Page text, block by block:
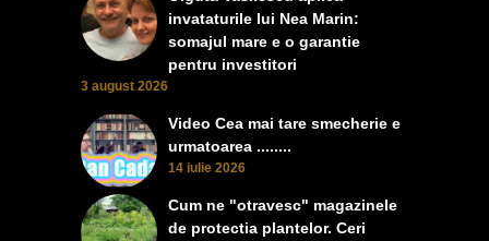
invataturile lui Nea Marin:
somajul mare e o garantie
pentru investitori
3 august 2026
Video Cea mai tare smecherie e
urmatoarea ........
14 iulie 2026
Cum ne "otravesc" magazinele
de protectia plantelor. Ceri